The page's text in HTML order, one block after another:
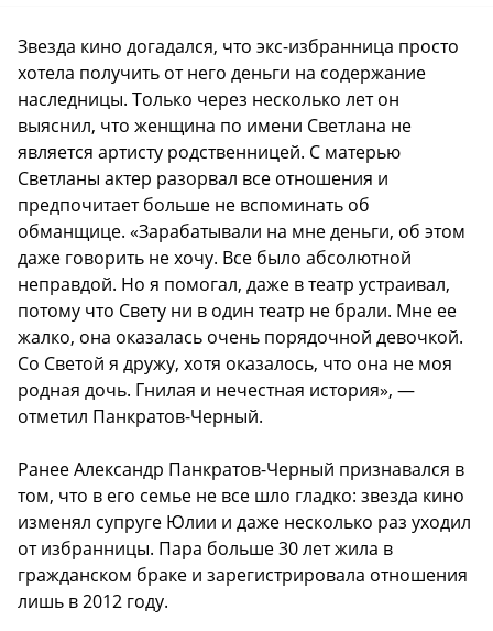
Звезда кино догадался, что экс-избранница просто
хотела получить от него деньги на содержание
наследницы. Только через несколько лет он
выяснил, что женщина по имени Светлана не
является артисту родственницей. С матерью
Светланы актер разорвал все отношения и
предпочитает больше не вспоминать об
обманщице. «Зарабатывали на мне деньги, об этом
даже говорить не хочу. Все было абсолютной
неправдой. Но я помогал, даже в театр устраивал,
потому что Свету ни в один театр не брали. Мне ее
жалко, она оказалась очень порядочной девочкой.
Со Светой я дружу, хотя оказалось, что она не моя
родная дочь. Гнилая и нечестная история», —
отметил Панкратов-Черный.
Ранее Александр Панкратов-Черный признавался в
том, что в его семье не все шло гладко: звезда кино
изменял супруге Юлии и даже несколько раз уходил
от избранницы. Пара больше 30 лет жила в
гражданском браке и зарегистрировала отношения
лишь в 2012 году.